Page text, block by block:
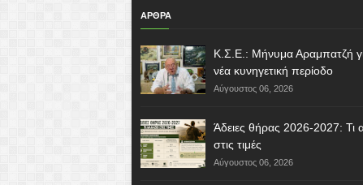
ΑΡΘΡΑ
Κ.Σ.Ε.: Μήνυμα Αραμπατζή
νέα κυνηγετική περίοδο
Αύγουστος 06, 2026
Άδειες θήρας 2026-2027: Τι
στις τιμές
Αύγουστος 06, 2026